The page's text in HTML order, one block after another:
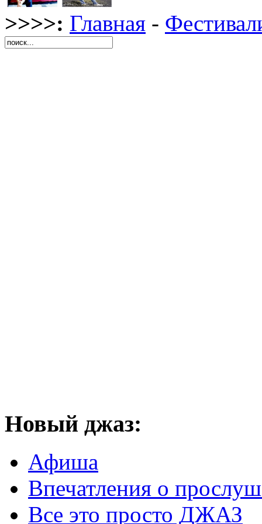
>>>>: Главная -
Новый джаз:
Афиша
Впечатления о
Все это просто ДЖАЗ